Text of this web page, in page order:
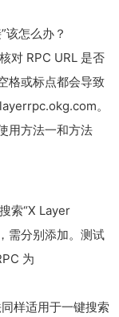
该怎么办？
对 RPC URL 是否
格或标点都会导致
。
用方法一和方法
索“X Layer
需分别添加。测试
为
样适用于一键搜索